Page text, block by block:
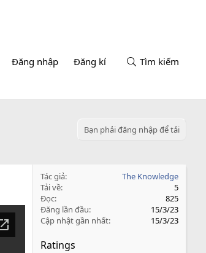
Đăng nhập Đăng kí Tìm kiếm
Bạn phải đăng nhập để tải
Tác giả
The Knowledge
Tải về
5
Đọc
825
Đăng lần đầu
15/3/23
Cập nhật gần nhất
15/3/23
Ratings